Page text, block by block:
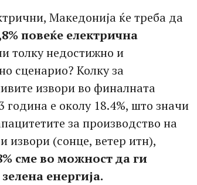
Македонија ќе треба да
повеќе електрична
толку недостижно и
сценарио? Колку за
извори во финалната
година е околу 18.4%, што значи
за производство на
извори (сонце, ветер итн),
сме во можност да ги
енергија.